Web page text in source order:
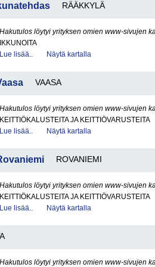
RÄÄKKYLÄ
Hakutulos löytyi yrityksen omien www-sivujen
IKKUNOITA
Lue lisää..
Näytä kartalla
VAASA
Hakutulos löytyi yrityksen omien www-sivujen
KEITTIÖKALUSTEITA JA KEITTIÖVARUSTEITA
Lue lisää..
Näytä kartalla
ROVANIEMI
Hakutulos löytyi yrityksen omien www-sivujen
KEITTIÖKALUSTEITA JA KEITTIÖVARUSTEITA
Lue lisää..
Näytä kartalla
Hakutulos löytyi yrityksen omien www-sivujen